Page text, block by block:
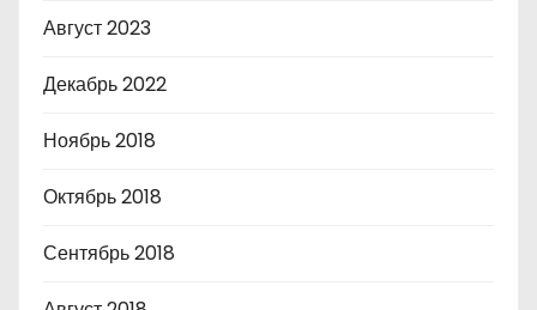
Август 2023
Декабрь 2022
Ноябрь 2018
Октябрь 2018
Сентябрь 2018